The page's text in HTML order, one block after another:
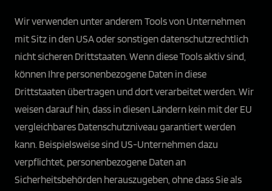
Wir verwenden unter anderem Tools von Unternehmen
mit Sitz in den USA oder sonstigen datenschutzrechtlich
nicht sicheren Drittstaaten. Wenn diese Tools aktiv sind,
können Ihre personenbezogene Daten in diese
Drittstaaten übertragen und dort verarbeitet werden. Wir
weisen darauf hin, dass in diesen Ländern kein mit der EU
vergleichbares Datenschutzniveau garantiert werden
kann. Beispielsweise sind US-Unternehmen dazu
verpflichtet, personenbezogene Daten an
Sicherheitsbehörden herauszugeben, ohne dass Sie als